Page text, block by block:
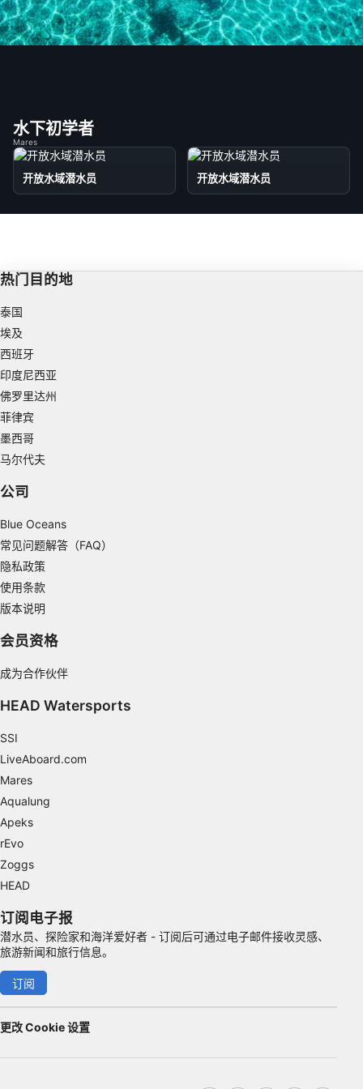
水下初学者
Mares
开放水域潜水员 开放水域潜水员
热门目的地
泰国
埃及
西班牙
印度尼西亚
佛罗里达州
菲律宾
墨西哥
马尔代夫
公司
Blue Oceans
常见问题解答（FAQ）
隐私政策
使用条款
版本说明
会员资格
成为合作伙伴
HEAD Watersports
SSI
LiveAboard.com
Mares
Aqualung
Apeks
rEvo
Zoggs
HEAD
订阅电子报
潜水员、探险家和海洋爱好者 - 订阅后可通过电子邮件接收灵感、
旅游新闻和旅行信息。
订阅
更改 Cookie 设置